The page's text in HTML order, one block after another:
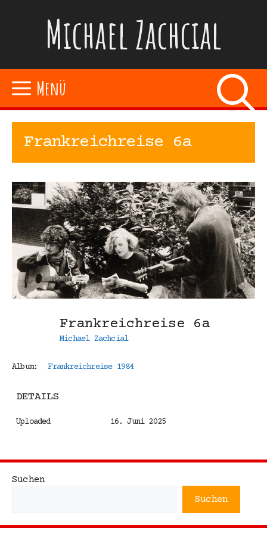
Michael Zachcial
Menü
Frankreichreise 6a
Frankreichreise 6a
Michael Zachcial
Album: Frankreichreise 1984
DETAILS
Uploaded 16. Juni 2025
Suchen
Suchen